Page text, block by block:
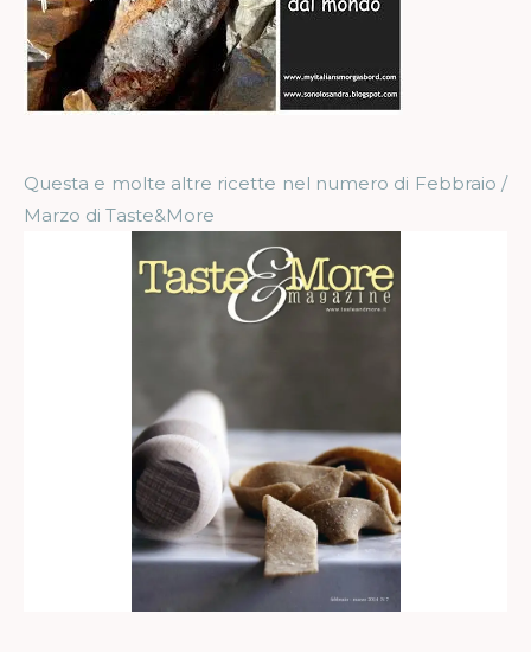
Questa e molte altre ricette nel numero di Febbraio /
Marzo di Taste&More